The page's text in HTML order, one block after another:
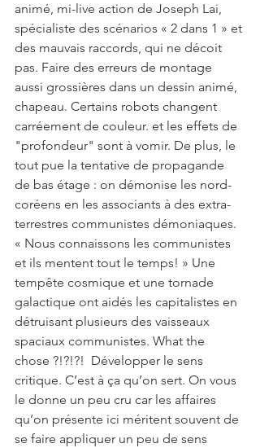
animé, mi-live action de Joseph Lai,
spécialiste des scénarios « 2 dans 1 » et
des mauvais raccords, qui ne décoit
pas. Faire des erreurs de montage
aussi grossières dans un dessin animé,
chapeau. Certains robots changent
carréement de couleur. et les effets de
"profondeur" sont à vomir. De plus, le
tout pue la tentative de propagande
de bas étage : on démonise les nord-
coréens en les associants à des extra-
terrestres communistes démoniaques.
« Nous connaissons les communistes
et ils mentent tout le temps! » Une
tempête cosmique et une tornade
galactique ont aidés les capitalistes en
détruisant plusieurs des vaisseaux
spaciaux communistes. What the
chose ?!?!?!  Développer le sens
critique. C’est à ça qu’on sert. On vous
le donne un peu cru car les affaires
qu’on présente ici méritent souvent de
se faire appliquer un peu de sens